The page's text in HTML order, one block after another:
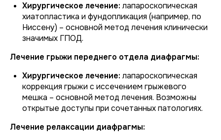
Хирургическое лечение: лапароскопическая
хиатопластика и фундопликация (например, по
Ниссену) – основной метод лечения клинически
значимых ГПОД.
Лечение грыжи переднего отдела диафрагмы:
Хирургическое лечение: лапароскопическая
коррекция грыжи с иссечением грыжевого
мешка – основной метод лечения. Возможны
открытые доступы при сочетанных патологиях.
Лечение релаксации диафрагмы: